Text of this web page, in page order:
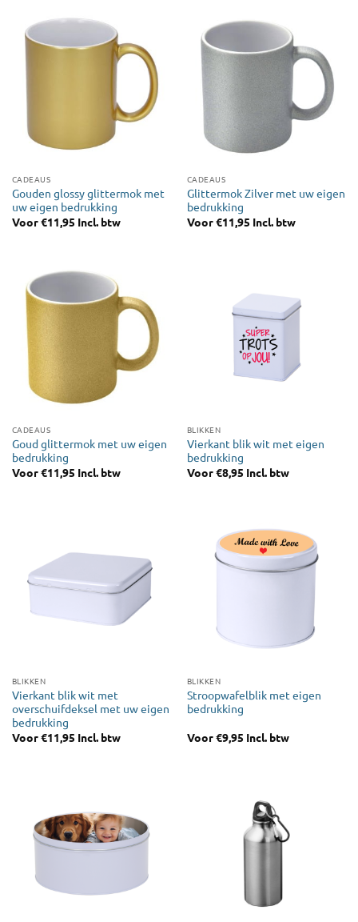
CADEAUS
Gouden glossy glittermok met
uw eigen bedrukking
Voor€11,95 Incl. btw
CADEAUS
Glittermok Zilver met uw eigen
bedrukking
Voor€11,95 Incl. btw
CADEAUS
Goud glittermok met uw eigen
bedrukking
Voor€11,95 Incl. btw
BLIKKEN
Vierkant blik wit met eigen
bedrukking
Voor€8,95 Incl. btw
BLIKKEN
Vierkant blik wit met
overschuifdeksel met uw eigen
bedrukking
Voor€11,95 Incl. btw
BLIKKEN
Stroopwafelblik met eigen
bedrukking
Voor€9,95 Incl. btw